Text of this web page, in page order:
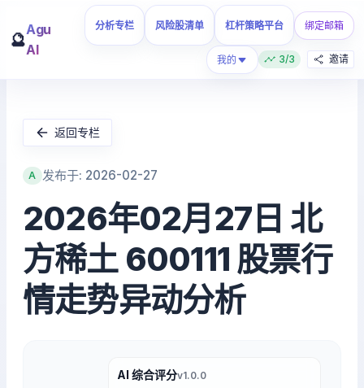
🔮
Agu
AI
分析专栏 风险股清单 杠杆策略平台 绑定邮箱
我的 3/3 邀请
返回专栏
A 发布于: 2026-02-27
2026年02月27日 北
方稀土 600111 股票行
情走势异动分析
AI 综合评分v1.0.0